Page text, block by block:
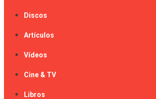
Discos
Artículos
Vídeos
Cine & TV
Libros